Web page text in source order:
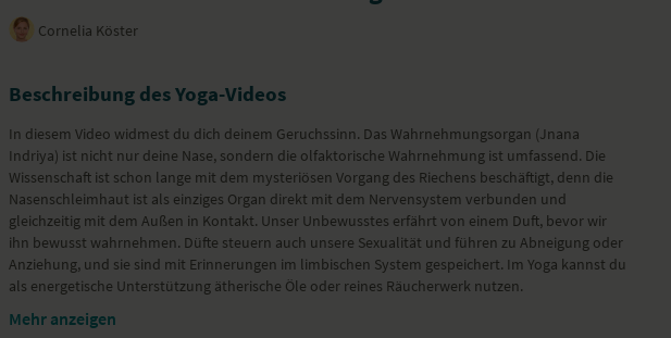
Cornelia Köster
Beschreibung des Yoga-Videos
In diesem Video widmest du dich deinem Geruchssinn. Das Wahrnehmungsorgan (Jnana
Indriya) ist nicht nur deine Nase, sondern die olfaktorische Wahrnehmung ist umfassend. Die
Wissenschaft ist schon lange mit dem mysteriösen Vorgang des Riechens beschäftigt, denn die
Nasenschleimhaut ist als einziges Organ direkt mit dem Nervensystem verbunden und
gleichzeitig mit dem Außen in Kontakt. Unser Unbewusstes erfährt von einem Duft, bevor wir
ihn bewusst wahrnehmen. Düfte steuern auch unsere Sexualität und führen zu Abneigung oder
Anziehung, und sie sind mit Erinnerungen im limbischen System gespeichert. Im Yoga kannst du
als energetische Unterstützung ätherische Öle oder reines Räucherwerk nutzen.
Corneliaführt dich durch eine ausgleichende Sequenz und hat vor allem Asanas ausgewählt,
Mehr anzeigen